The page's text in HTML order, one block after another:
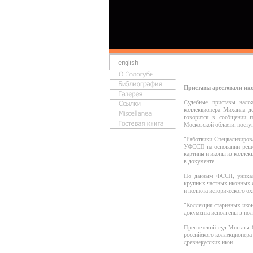
english
Приставы арестовали
Судебные приставы
коллекционера Михаила
говорится в сообщении
Московской области,
"Работники
УФССП на основании
картины и иконы из
в документе.
По данным ФССП,
крупных частных иконных
и полнота исторического
"Коллекция старинных
документа исполнены в
Пресненский суд Москвы
российского
древнерусских икон.